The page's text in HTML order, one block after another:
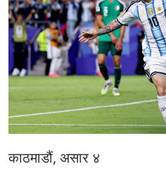
काठमाडौं, असार ४